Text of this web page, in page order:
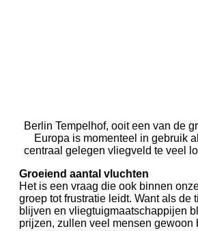
Berlin Tempelhof, ooit een van de
Europa is momenteel in gebruik
centraal gelegen vliegveld te veel
Groeiend aantal vluchten
Het is een vraag die ook binnen
groep tot frustratie leidt. Want als de
blijven en vliegtuigmaatschappijen
prijzen, zullen veel mensen